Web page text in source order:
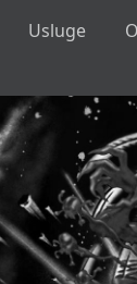
Usluge